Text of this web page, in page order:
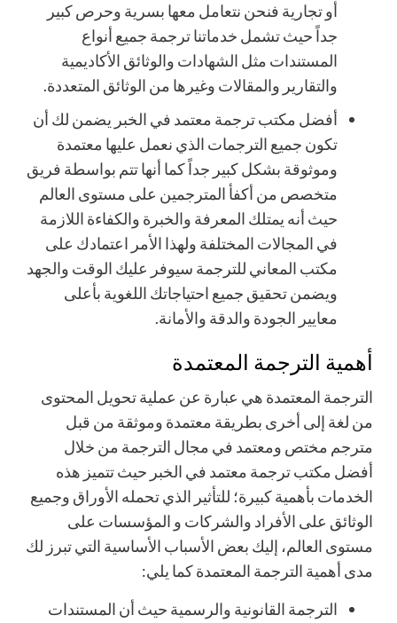
أو تجارية فنحن نتعامل معها بسرية وحرص كبير
جداً حيث تشمل خدماتنا ترجمة جميع أنواع
المستندات مثل الشهادات والوثائق الأكاديمية
والتقارير والمقالات وغيرها من الوثائق المتعددة.
أفضل مكتب ترجمة معتمد في الخبر يضمن لك أن
تكون جميع الترجمات الذي نعمل عليها معتمدة
وموثوقة بشكل كبير جداً كما أنها تتم بواسطة فريق
متخصص من أكفأ المترجمين على مستوى العالم
حيث أنه يمتلك المعرفة والخبرة والكفاءة اللازمة
في المجالات المختلفة ولهذا الأمر اعتمادك على
مكتب المعاني للترجمة سيوفر عليك الوقت والجهد
ويضمن تحقيق جميع احتياجاتك اللغوية بأعلى
معايير الجودة والدقة والأمانة.
أهمية الترجمة المعتمدة
الترجمة المعتمدة هي عبارة عن عملية تحويل المحتوى
من لغة إلى أخرى بطريقة معتمدة وموثقة من قبل
مترجم مختص ومعتمد في مجال الترجمة من خلال
أفضل مكتب ترجمة معتمد في الخبر حيث تتميز هذه
الخدمات بأهمية كبيرة؛ للتأثير الذي تحمله الأوراق وجميع
الوثائق على الأفراد والشركات و المؤسسات على
مستوى العالم، إليك بعض الأسباب الأساسية التي تبرز لك
مدى أهمية الترجمة المعتمدة كما يلي:
الترجمة القانونية والرسمية حيث أن المستندات